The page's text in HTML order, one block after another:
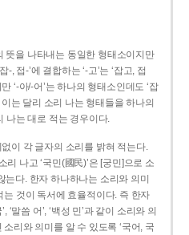
뜻을 나타내는 동일한 형태소이지만
, 접-’에 결합하는 ‘-고’는 ‘잡고, 접
‘-아/-어’는 하나의 형태소인데도 ‘잡
는 달리 소리 나는 형태들을 하나의
나는 대로 적는 경우이다.
이 각 글자의 소리를 밝혀 적는다.
리 나고 ‘국민(國民)’은 [궁민]으로 소
는다. 한자 하나하나는 소리와 의미
것이 독서에 효율적이다. 즉 한자
‘말씀 어’, ‘백성 민’과 같이 소리와 의
리와 의미를 알 수 있도록 ‘국어, 국